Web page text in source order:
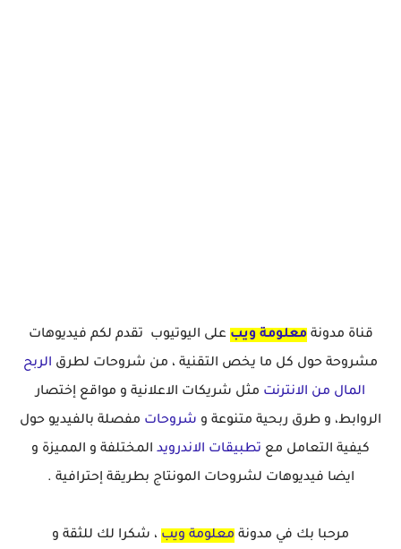
قناة مدونةمعلومة ويب على اليوتيوب تقدم لكم فيديوهات
مشروحة حول كل ما يخص التقنية ، من شروحات لطرق الربح
المال من الانترنت مثل شريكات الاعلانية و مواقع إختصار
الروابط، و طرق ربحية متنوعة و شروحات مفصلة بالفيديو حول
كيفية التعامل مع تطبيقات الاندرويد المختلفة و المميزة و
ايضا فيديوهات لشروحات المونتاج بطريقة إحترافية .
مرحبا بك في مدونة معلومة ويب ، شكرا لك للثقة و